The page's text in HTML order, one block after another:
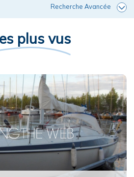
Recherche Avancée
plus vus